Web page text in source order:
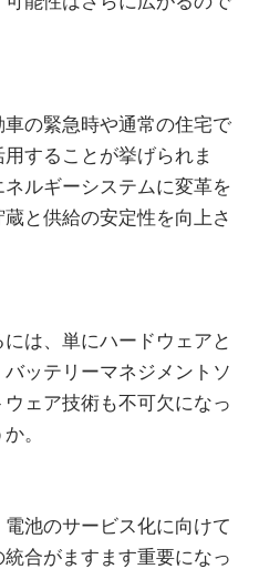
の緊急時や通常の住宅で
することが挙げられま
ルギーシステムに変革を
と供給の安定性を向上さ
は、単にハードウェアと
ッテリーマネジメントソ
ェア技術も不可欠になっ
。
池のサービス化に向けて
合がますます重要になっ